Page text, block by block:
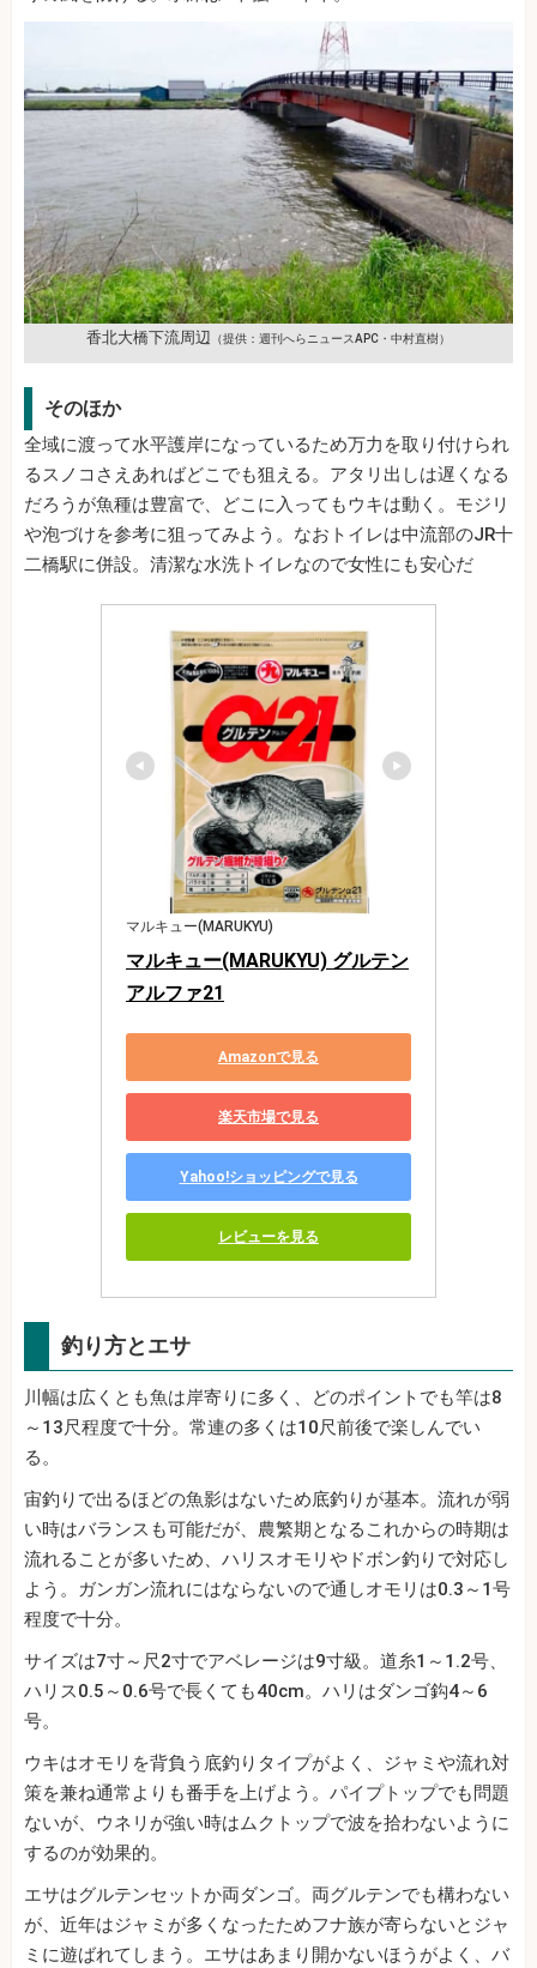
香北大橋下流周辺 （提供：週刊へらニュースAPC・中村直樹）
そのほか
全域に渡って水平護岸になっているため万力を取り付けられ
るスノコさえあればどこでも狙える。アタリ出しは遅くなる
だろうが魚種は豊富で、どこに入ってもウキは動く。モジリ
や泡づけを参考に狙ってみよう。なおトイレは中流部のJR十
二橋駅に併設。清潔な水洗トイレなので女性にも安心だ
マルキュー(MARUKYU)
マルキュー(MARUKYU) グルテン
アルファ21
Amazonで見る
楽天市場で見る
Yahoo!ショッピングで見る
レビューを見る
釣り方とエサ
川幅は広くとも魚は岸寄りに多く、どのポイントでも竿は8
～13尺程度で十分。常連の多くは10尺前後で楽しんでい
る。
宙釣りで出るほどの魚影はないため底釣りが基本。流れが弱
い時はバランスも可能だが、農繁期となるこれからの時期は
流れることが多いため、ハリスオモリやドボン釣りで対応し
よう。ガンガン流れにはならないので通しオモリは0.3～1号
程度で十分。
サイズは7寸～尺2寸でアベレージは9寸級。道糸1～1.2号、
ハリス0.5～0.6号で長くても40cm。ハリはダンゴ鈎4～6
号。
ウキはオモリを背負う底釣りタイプがよく、ジャミや流れ対
策を兼ね通常よりも番手を上げよう。パイプトップでも問題
ないが、ウネリが強い時はムクトップで波を拾わないように
するのが効果的。
エサはグルテンセットか両ダンゴ。両グルテンでも構わない
が、近年はジャミが多くなったためフナ族が寄らないとジャ
ミに遊ばれてしまう。エサはあまり開かないほうがよく、バ